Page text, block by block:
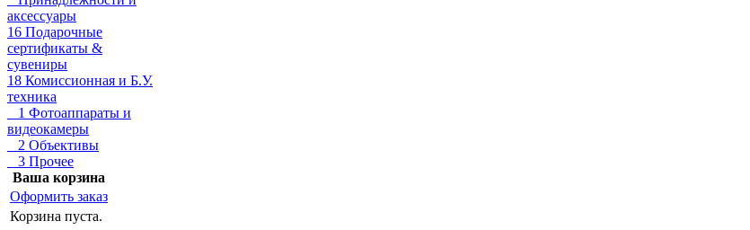
аксессуары
16 Подарочные
сертификаты &
сувениры
18 Комиссионная и Б.У.
техника
1 Фотоаппараты и
видеокамеры
2 Объективы
3 Прочее
Ваша корзина
Оформить заказ
Корзина пуста.